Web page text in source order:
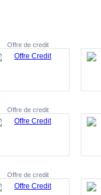
Offre de credit
Offre de credit
Offre de credit